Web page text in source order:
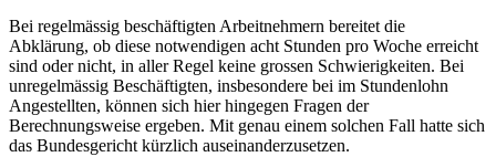
Bei regelmässig beschäftigten Arbeitnehmern bereitet die
Abklärung, ob diese notwendigen acht Stunden pro Woche erreicht
sind oder nicht, in aller Regel keine grossen Schwierigkeiten. Bei
unregelmässig Beschäftigten, insbesondere bei im Stundenlohn
Angestellten, können sich hier hingegen Fragen der
Berechnungsweise ergeben. Mit genau einem solchen Fall hatte sich
das Bundesgericht kürzlich auseinanderzusetzen.